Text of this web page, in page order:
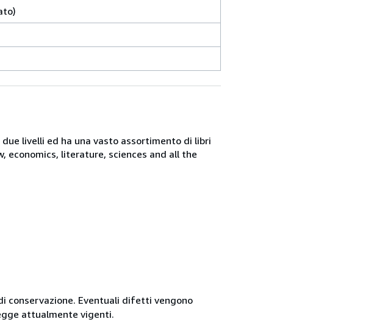
livelli ed ha una vasto assortimento di libri
economics, literature, sciences and all the
conservazione. Eventuali difetti vengono
attualmente vigenti.